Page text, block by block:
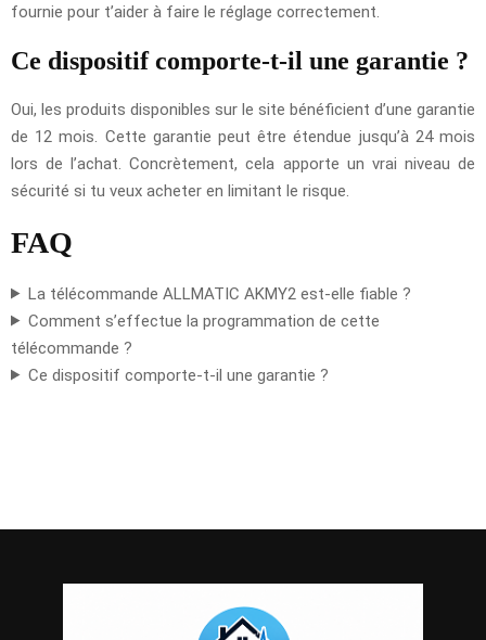
fournie pour t’aider à faire le réglage correctement.
Ce dispositif comporte-t-il une garantie ?
Oui, les produits disponibles sur le site bénéficient d’une garantie
de 12 mois. Cette garantie peut être étendue jusqu’à 24 mois
lors de l’achat. Concrètement, cela apporte un vrai niveau de
sécurité si tu veux acheter en limitant le risque.
FAQ
La télécommande ALLMATIC AKMY2 est-elle fiable ?
Comment s’effectue la programmation de cette
télécommande ?
Ce dispositif comporte-t-il une garantie ?